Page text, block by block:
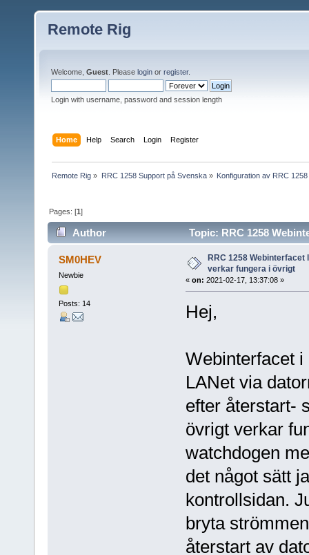
Remote Rig
Welcome, Guest . Please login or register.
Login with username, password and session length
Home Help Search Login Register
Remote Rig » RRC 1258 Support på Svenska» Konfiguration av RRC 1258
Pages: [1]
Author
Topic: RRC 1258
32854 times)
SM0HEV
Newbie
Posts: 14
RRC 1258 Webinterfacet
verkar fungera i övrigt
« on: 2021-02-17, 13:37:08 »
Hej,
Webinterfacet
LANet via
efter återstart-
övrigt verkar
watchdogen
det något sätt
kontrollsidan.
bryta
återstart av